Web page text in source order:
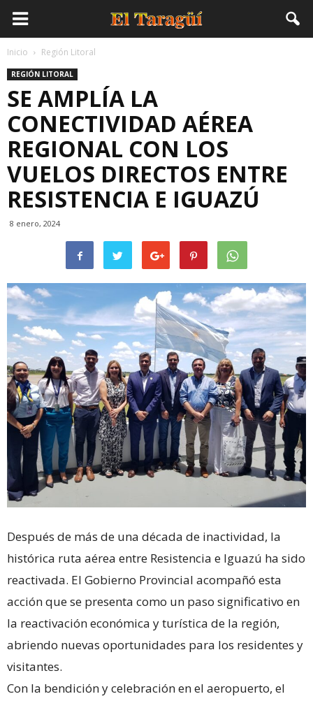
Inicio Región Litoral
REGIÓN LITORAL
SE AMPLÍA LA
CONECTIVIDAD AÉREA
REGIONAL CON LOS
VUELOS DIRECTOS ENTRE
RESISTENCIA E IGUAZÚ
8 enero, 2024
Después de más de una década de inactividad, la
histórica ruta aérea entre Resistencia e Iguazú ha sido
reactivada. El Gobierno Provincial acompañó esta
acción que se presenta como un paso significativo en
la reactivación económica y turística de la región,
abriendo nuevas oportunidades para los residentes y
visitantes.
Con la bendición y celebración en el aeropuerto, el